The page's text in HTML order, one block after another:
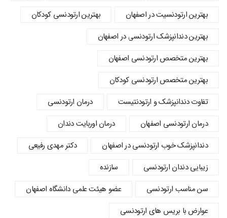
بهترین ارتودنسیت در اصفهان
بهترین ارتودنسی کودکان
بهترین دندانپزشک ارتودنسی در اصفهان
بهترین متخصص ارتودنسی اصفهان
بهترین متخصص ارتودنسی کودکان
تفاوت دندانپزشک و ارتودنتیست
درمان ارتودنسی
درمان ارتودنسی اصفهان
درمان اوربایت دندان
دندانپزشک خوب ارتودنسی در اصفهان
دکتر مهدی رفیعی
زیبایی دندان ارتودنسی
سازنده
سن مناسب ارتودنسی
عضو هیئت علمی دانشگاه اصفهان
عوارض با بریس های ارتودنسی